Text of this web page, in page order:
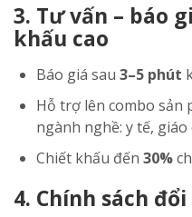
3. Tư vấn – báo
khấu cao
Báo giá sau 3–5 phút
Hỗ trợ lên combo sản
ngành nghề: y tế,
Chiết khấu đến 30%
4. Chính sách